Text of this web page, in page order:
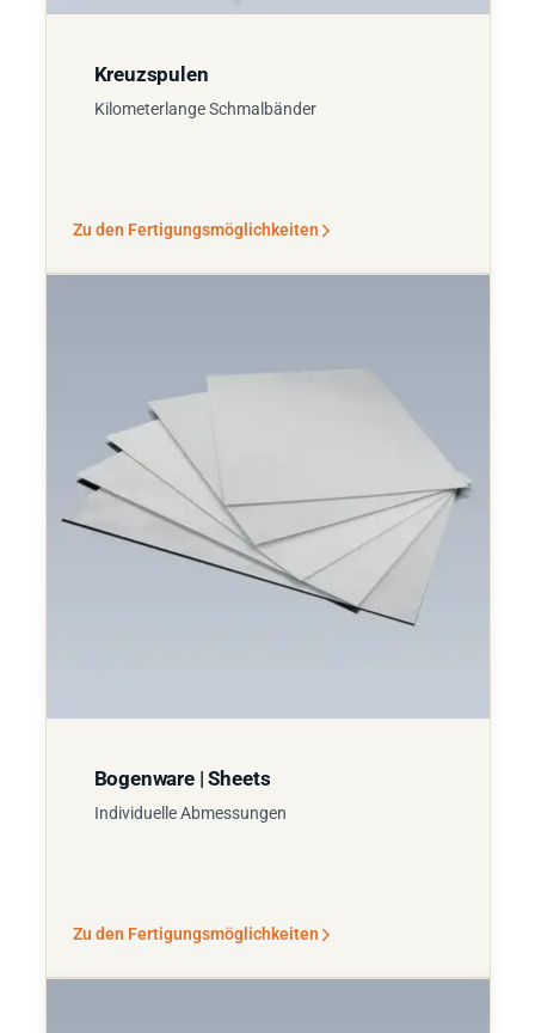
Kreuzspulen
Kilometerlange Schmalbänder
Zu den Fertigungsmöglichkeiten
Bogenware | Sheets
Individuelle Abmessungen
Zu den Fertigungsmöglichkeiten